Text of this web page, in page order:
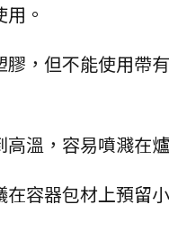
。
，但不能使用帶
溫，容易噴濺在
容器包材上預留